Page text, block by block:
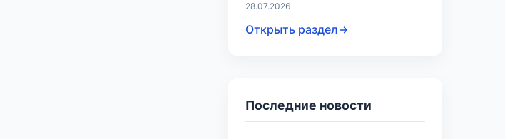
28.07.2026
Открыть раздел
Последние новости